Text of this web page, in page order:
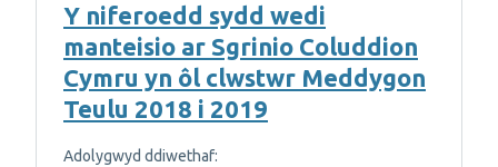
Y niferoedd sydd wedi
manteisio ar Sgrinio Coluddion
Cymru yn ôl clwstwr Meddygon
Teulu 2018 i 2019
Adolygwyd ddiwethaf: